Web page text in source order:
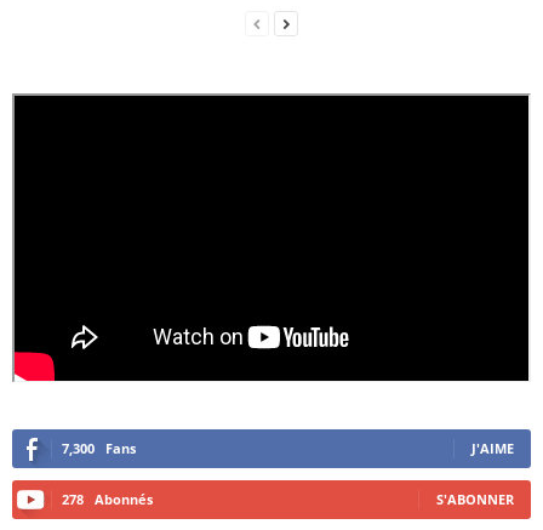
7,300 Fans J'AIME
278 Abonnés S'ABONNER